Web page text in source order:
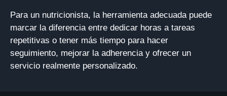
Para un nutricionista, la herramienta adecuada puede
marcar la diferencia entre dedicar horas a tareas
repetitivas o tener más tiempo para hacer
seguimiento, mejorar la adherencia y ofrecer un
servicio realmente personalizado.